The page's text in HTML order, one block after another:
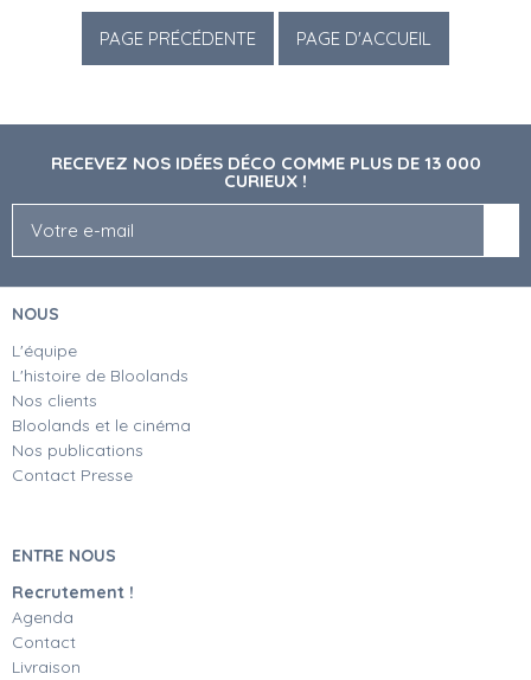
RECEVEZ NOS IDÉES DÉCO COMME PLUS DE 13 000
CURIEUX !
NOUS
L'équipe
L'histoire de Bloolands
Nos clients
Bloolands et le cinéma
Nos publications
Contact Presse
ENTRE NOUS
Recrutement !
Agenda
Contact
Livraison